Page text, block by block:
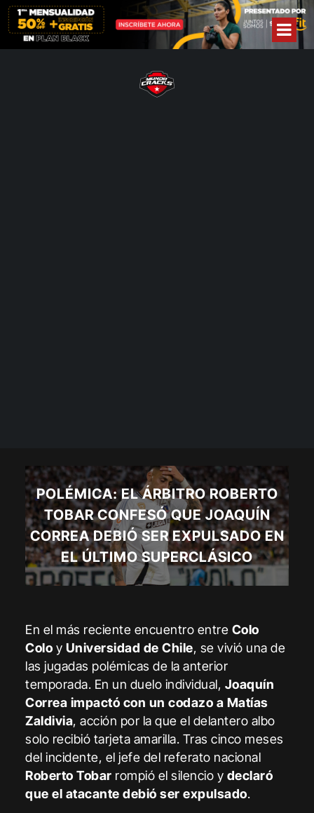
POLÉMICA: EL ÁRBITRO ROBERTO
TOBAR CONFESÓ QUE JOAQUÍN
CORREA DEBIÓ SER EXPULSADO EN
EL ÚLTIMO SUPERCLÁSICO
En el más reciente encuentro entre Colo
Colo y Universidad de Chile, se vivió una de
las jugadas polémicas de la anterior
temporada. En un duelo individual, Joaquín
Correa impactó con un codazo a Matías
Zaldivia, acción por la que el delantero albo
solo recibió tarjeta amarilla. Tras cinco meses
del incidente, el jefe del referato nacional
Roberto Tobar rompió el silencio y declaró
que el atacante debió ser expulsado.